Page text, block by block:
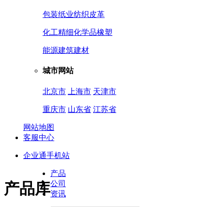
包装纸业纺织皮革
化工精细化学品橡塑
能源建筑建材
城市网站
北京市 上海市 天津市
重庆市 山东省 江苏省
网站地图
客服中心
企业通手机站
产品库
产品
公司
资讯